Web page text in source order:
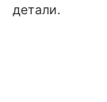
детали.